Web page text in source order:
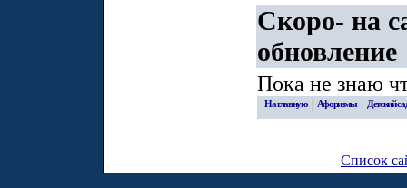
Скоро- на
обновление
Пока не знаю
На главную | Афоризмы | Детский
Список